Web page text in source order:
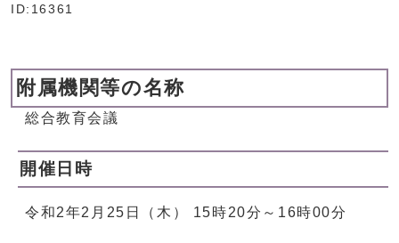
ID:16361
附属機関等の名称
総合教育会議
開催日時
令和2年2月25日（木） 15時20分～16時00分